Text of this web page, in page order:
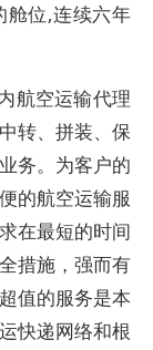
舱位,连续六年
航空运输代理
转、拼装、保
务。为客户的
的航空运输服
在最短的时间
措施，强而有
值的服务是本
快递网络和根